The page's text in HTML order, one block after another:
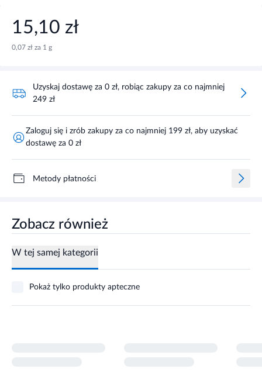
15,10 zł
0,07 zł za 1 g
Uzyskaj dostawę za 0 zł, robiąc zakupy za co najmniej
249 zł
Zaloguj się i zrób zakupy za co najmniej 199 zł, aby uzyskać
dostawę za 0 zł
Metody płatności
Zobacz również
W tej samej kategorii
Pokaż tylko produkty apteczne